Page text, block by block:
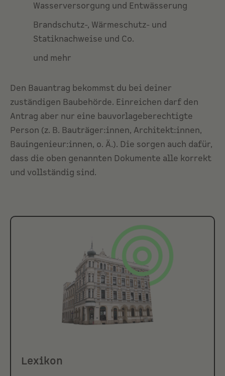
Wasserversorgung und Entwässerung
Brandschutz-, Wärmeschutz- und
Statiknachweise und Co.
und mehr
Den Bauantrag bekommst du bei deiner
zuständigen Baubehörde. Einreichen darf den
Antrag aber nur eine bauvorlageberechtigte
Person (z. B. Bauträger:innen, Architekt:innen,
Bauingenieur:innen, o. Ä.). Die sorgen auch dafür,
dass die oben genannten Dokumente alle korrekt
und vollständig sind.
Lexikon